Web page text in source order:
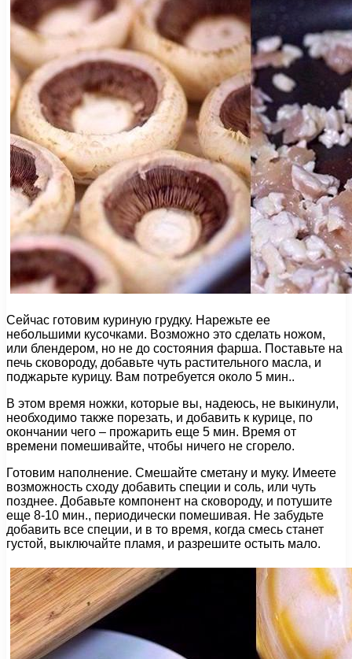
Сейчас готовим куриную грудку. Нарежьте ее
небольшими кусочками. Возможно это сделать ножом,
или блендером, но не до состояния фарша. Поставьте на
печь сковороду, добавьте чуть растительного масла, и
поджарьте курицу. Вам потребуется около 5 мин..
В этом время ножки, которые вы, надеюсь, не выкинули,
необходимо также порезать, и добавить к курице, по
окончании чего – прожарить еще 5 мин. Время от
времени помешивайте, чтобы ничего не сгорело.
Готовим наполнение. Смешайте сметану и муку. Имеете
возможность сходу добавить специи и соль, или чуть
позднее. Добавьте компонент на сковороду, и потушите
еще 8-10 мин., периодически помешивая. Не забудьте
добавить все специи, и в то время, когда смесь станет
густой, выключайте пламя, и разрешите остыть мало.